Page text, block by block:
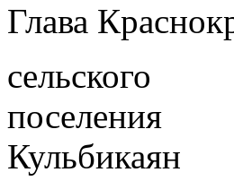
Глава
сельского
Кульбикаян